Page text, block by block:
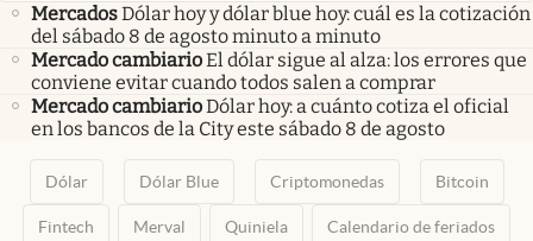
MercadosDólar hoy y dólar blue hoy: cuál es la cotización
del sábado 8 de agosto minuto a minuto
Mercado cambiarioEl dólar sigue al alza: los errores que
conviene evitar cuando todos salen a comprar
Mercado cambiarioDólar hoy: a cuánto cotiza el oficial
en los bancos de la City este sábado 8 de agosto
Dólar Dólar Blue Criptomonedas Bitcoin
Fintech Merval Quiniela Calendario de feriados